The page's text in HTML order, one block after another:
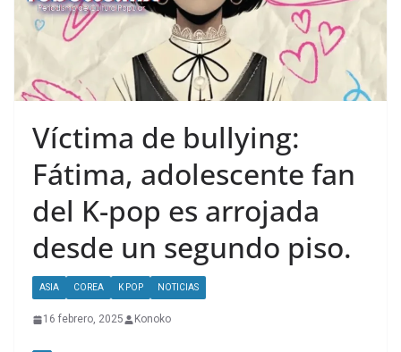
Víctima de bullying:
Fátima, adolescente fan
del K-pop es arrojada
desde un segundo piso.
ASIA COREA K POP NOTICIAS
16 febrero, 2025 Konoko